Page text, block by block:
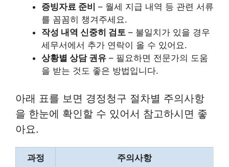
증빙자료 준비 – 월세 지급 내역 등 관련 서류
를 꼼꼼히 챙겨주세요.
작성 내역 신중히 검토 – 불일치가 있을 경우
세무서에서 추가 연락이 올 수 있어요.
상황별 상담 권유 – 필요하면 전문가의 도움
을 받는 것도 좋은 방법입니다.
아래 표를 보면 경정청구 절차별 주의사항
을 한눈에 확인할 수 있어서 참고하시면 좋
아요.
과정 주의사항